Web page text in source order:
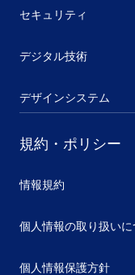
セキュリティ
デジタル技術
デザインシステム
規約・ポリシー
情報規約
個人情報の取り扱いに
個人情報保護方針